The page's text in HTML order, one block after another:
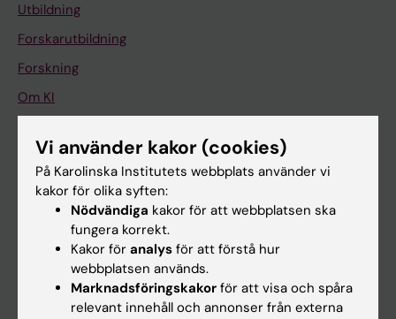
Utbildning
Forskarutbildning
Forskning
Om KI
På gång
Nyheter
Kalender
Vi använder kakor (cookies)
På Karolinska Institutets webbplats använder vi
kakor för olika syften:
Nödvändiga kakor för att webbplatsen ska
fungera korrekt.
Kakor för analys för att förstå hur
webbplatsen används.
Marknadsföringskakor för att visa och spåra
relevant innehåll och annonser från externa